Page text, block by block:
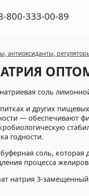
антиоксиданты,
соль
и других
— обеспечивают
годности.
соль, которая
процесса
натрия 3-
800-333-00-89